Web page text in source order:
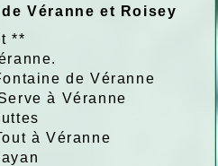
Véranne et Roisey
**
de Véranne
à Véranne
à Véranne